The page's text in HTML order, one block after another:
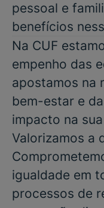
pessoal e
benefícios
Na CUF
empenho das
apostamos na
bem-estar e
impacto na
Valorizamos a
igualdade em
processos de